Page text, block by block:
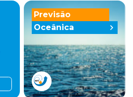
Previsão
Oceânica